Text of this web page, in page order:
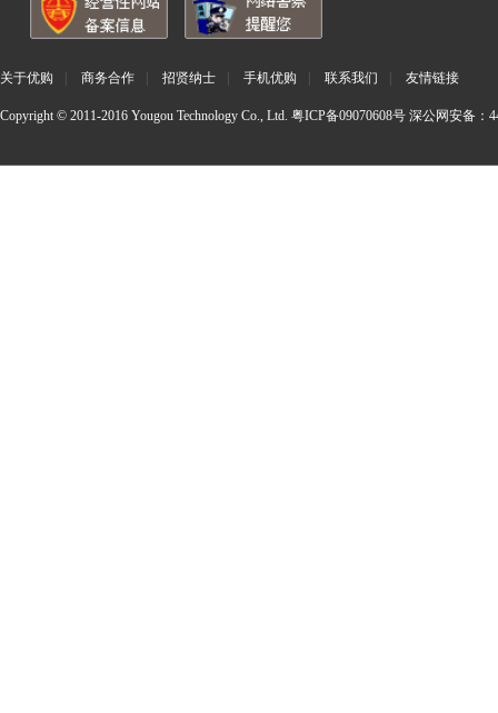
关于优购 商务合作 招贤纳士 手机优购 联系我们 友情链接
Copyright © 2011-2016 Yougou Technology Co., Ltd. 粤ICP备09070608号 深公网安备：